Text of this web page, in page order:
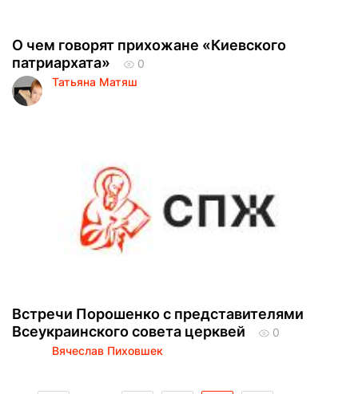
О чем говорят прихожане «Киевского
патриархата»
0
Татьяна Матяш
Встречи Порошенко с представителями
Всеукраинского совета церквей
0
Вячеслав Пиховшек